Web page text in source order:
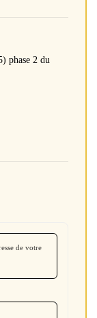
phase 2 du
de votre